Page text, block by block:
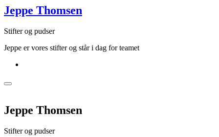
Jeppe Thomsen
Stifter og pudser
Jeppe er vores stifter og står i dag for teamet
Jeppe Thomsen
Stifter og pudser